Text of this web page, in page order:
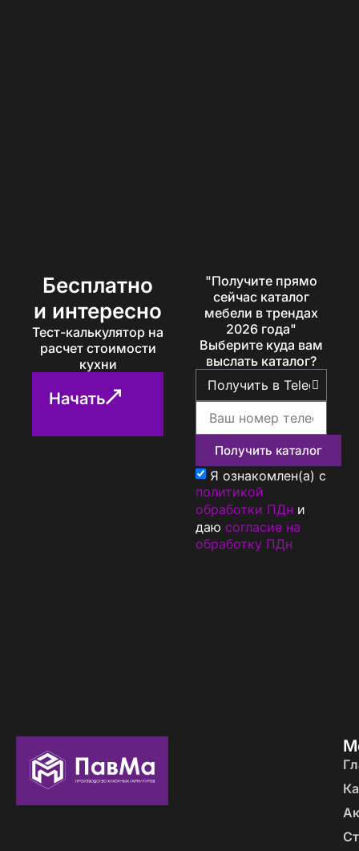
Бесплатно
и интересно
Тест-калькулятор на
расчет стоимости
кухни
Начать
"Получите прямо
сейчас каталог
мебели в трендах
2026 года"
Выберите куда вам
выслать каталог?
Получить каталог
Я ознакомлен(а) с
политикой
обработки ПДн и
даю согласие на
обработку ПДн